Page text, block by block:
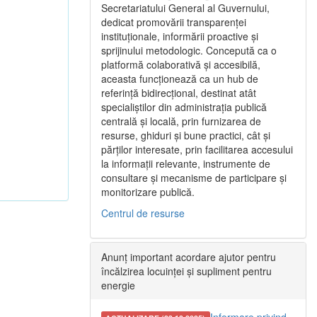
Secretariatului General al Guvernului,
dedicat promovării transparenței
instituționale, informării proactive și
sprijinului metodologic. Concepută ca o
platformă colaborativă și accesibilă,
aceasta funcționează ca un hub de
referință bidirecțional, destinat atât
specialiștilor din administrația publică
centrală și locală, prin furnizarea de
resurse, ghiduri și bune practici, cât și
părților interesate, prin facilitarea accesului
la informații relevante, instrumente de
consultare și mecanisme de participare și
monitorizare publică.
Centrul de resurse
Anunț important acordare ajutor pentru
încălzirea locuinței și supliment pentru
energie